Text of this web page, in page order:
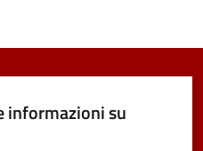
informazioni su